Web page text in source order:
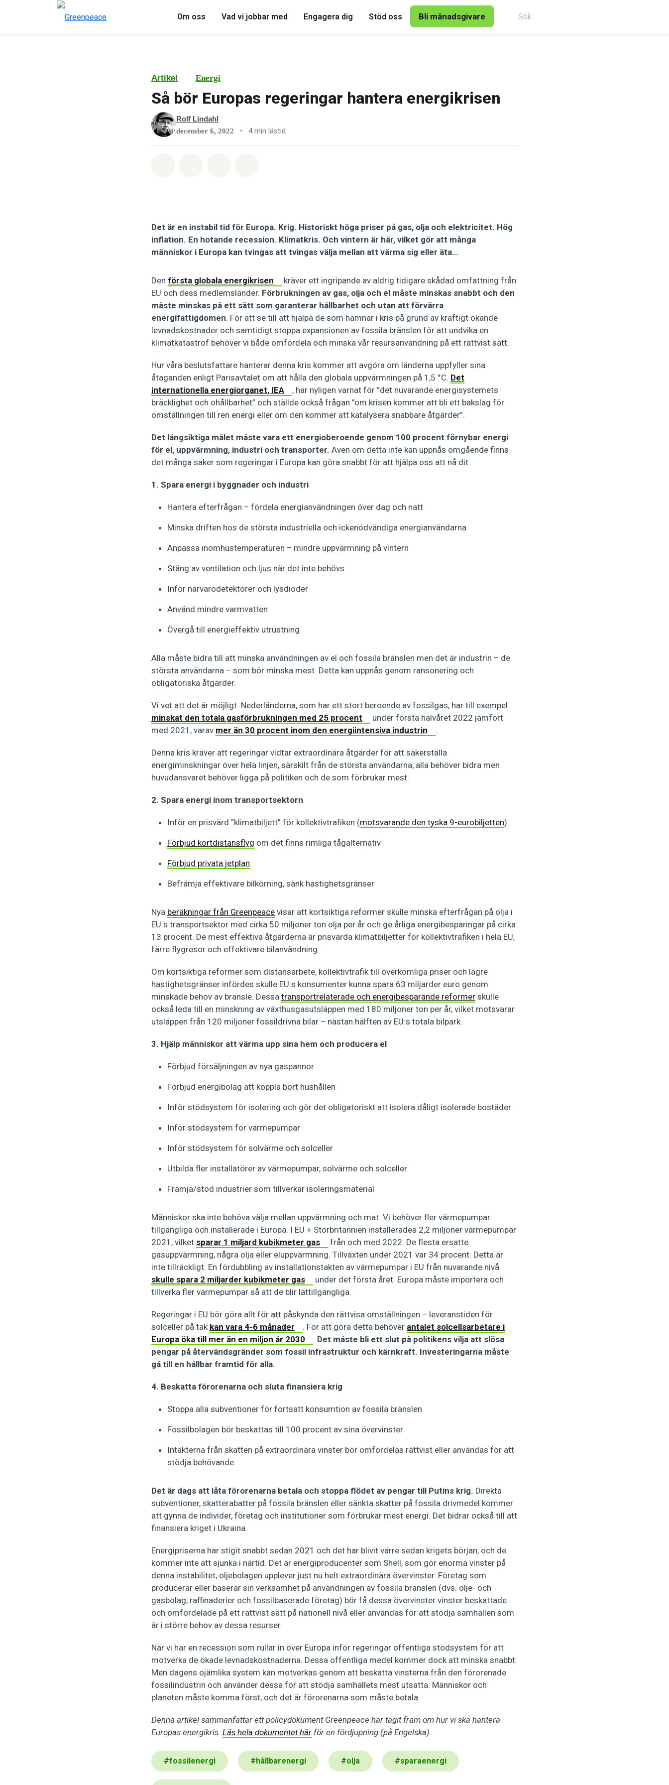
Om oss Vad vi jobbar med Engagera dig Stöd oss Bli månadsgivare
Artikel Energi
Så bör Europas regeringar hantera energikrisen
Rolf Lindahl
december 6, 2022 • 4 min lästid
Det är en instabil tid för Europa. Krig. Historiskt höga priser på gas, olja och elektricitet. Hög
inflation. En hotande recession. Klimatkris. Och vintern är här, vilket gör att många
människor i Europa kan tvingas att tvingas välja mellan att värma sig eller äta…
Den första globala energikrisen
kräver ett ingripande av aldrig tidigare skådad omfattning från
EU och dess medlemsländer. Förbrukningen av gas, olja och el måste minskas snabbt och den
måste minskas på ett sätt som garanterar hållbarhet och utan att förvärra
energifattigdomen. För att se till att hjälpa de som hamnar i kris på grund av kraftigt ökande
levnadskostnader och samtidigt stoppa expansionen av fossila bränslen för att undvika en
klimatkatastrof behöver vi både omfördela och minska vår resursanvändning på ett rättvist sätt.
Hur våra beslutsfattare hanterar denna kris kommer att avgöra om länderna uppfyller sina
åtaganden enligt Parisavtalet om att hålla den globala uppvärmningen på 1,5 °C. Det
internationella energiorganet, IEA
, har nyligen varnat för ”det nuvarande energisystemets
bräcklighet och ohållbarhet” och ställde också frågan ”om krisen kommer att bli ett bakslag för
omställningen till ren energi eller om den kommer att katalysera snabbare åtgärder”.
Det långsiktiga målet måste vara ett energioberoende genom 100 procent förnybar energi
för el, uppvärmning, industri och transporter. Även om detta inte kan uppnås omgående finns
det många saker som regeringar i Europa kan göra snabbt för att hjälpa oss att nå dit.
1. Spara energi i byggnader och industri
Hantera efterfrågan – fördela energianvändningen över dag och natt
Minska driften hos de största industriella och ickenödvändiga energianvändarna
Anpassa inomhustemperaturen – mindre uppvärmning på vintern
Stäng av ventilation och ljus när det inte behövs
Inför närvarodetektorer och lysdioder
Använd mindre varmvatten
Övergå till energieffektiv utrustning
Alla måste bidra till att minska användningen av el och fossila bränslen men det är industrin – de
största användarna – som bör minska mest. Detta kan uppnås genom ransonering och
obligatoriska åtgärder.
Vi vet att det är möjligt. Nederländerna, som har ett stort beroende av fossilgas, har till exempel
minskat den totala gasförbrukningen med 25 procent
under första halvåret 2022 jämfört
med 2021, varav mer än 30 procent inom den energiintensiva industrin .
Denna kris kräver att regeringar vidtar extraordinära åtgärder för att säkerställa
energiminskningar över hela linjen, särskilt från de största användarna, alla behöver bidra men
huvudansvaret behöver ligga på politiken och de som förbrukar mest.
2. Spara energi inom transportsektorn
Inför en prisvärd ”klimatbiljett” för kollektivtrafiken (motsvarande den tyska 9-eurobiljetten)
Förbjud kortdistansflyg om det finns rimliga tågalternativ
Förbjud privata jetplan
Befrämja effektivare bilkörning, sänk hastighetsgränser
Nya beräkningar från Greenpeace visar att kortsiktiga reformer skulle minska efterfrågan på olja i
EU:s transportsektor med cirka 50 miljoner ton olja per år och ge årliga energibesparingar på cirka
13 procent. De mest effektiva åtgärderna är prisvärda klimatbiljetter för kollektivtrafiken i hela EU,
färre flygresor och effektivare bilanvändning.
Om kortsiktiga reformer som distansarbete, kollektivtrafik till överkomliga priser och lägre
hastighetsgränser infördes skulle EU:s konsumenter kunna spara 63 miljarder euro genom
minskade behov av bränsle. Dessa transportrelaterade och energibesparande reformer skulle
också leda till en minskning av växthusgasutsläppen med 180 miljoner ton per år, vilket motsvarar
utsläppen från 120 miljoner fossildrivna bilar – nästan hälften av EU:s totala bilpark.
3. Hjälp människor att värma upp sina hem och producera el
Förbjud försäljningen av nya gaspannor
Förbjud energibolag att koppla bort hushållen
Inför stödsystem för isolering och gör det obligatoriskt att isolera dåligt isolerade bostäder
Inför stödsystem för värmepumpar
Inför stödsystem för solvärme och solceller
Utbilda fler installatörer av värmepumpar, solvärme och solceller
Främja/stöd industrier som tillverkar isoleringsmaterial
Människor ska inte behöva välja mellan uppvärmning och mat. Vi behöver fler värmepumpar
tillgängliga och installerade i Europa. I EU + Storbritannien installerades 2,2 miljoner värmepumpar
2021, vilket sparar 1 miljard kubikmeter gas
från och med 2022. De flesta ersatte
gasuppvärmning, några olja eller eluppvärmning. Tillväxten under 2021 var 34 procent. Detta är
inte tillräckligt. En fördubbling av installationstakten av värmepumpar i EU från nuvarande nivå
skulle spara 2 miljarder kubikmeter gas
under det första året. Europa måste importera och
tillverka fler värmepumpar så att de blir lättillgängliga.
Regeringar i EU bör göra allt för att påskynda den rättvisa omställningen – leveranstiden för
solceller på tak kan vara 4-6 månader . För att göra detta behöver antalet solcellsarbetare i
Europa öka till mer än en miljon år 2030
. Det måste bli ett slut på politikens vilja att slösa
pengar på återvändsgränder som fossil infrastruktur och kärnkraft. Investeringarna måste
gå till en hållbar framtid för alla.
4. Beskatta förorenarna och sluta finansiera krig
Stoppa alla subventioner för fortsatt konsumtion av fossila bränslen
Fossilbolagen bör beskattas till 100 procent av sina övervinster
Intäkterna från skatten på extraordinära vinster bör omfördelas rättvist eller användas för att
stödja behövande
Det är dags att låta förorenarna betala och stoppa flödet av pengar till Putins krig. Direkta
subventioner, skatterabatter på fossila bränslen eller sänkta skatter på fossila drivmedel kommer
att gynna de individer, företag och institutioner som förbrukar mest energi. Det bidrar också till att
finansiera kriget i Ukraina.
Energipriserna har stigit snabbt sedan 2021 och det har blivit värre sedan krigets början, och de
kommer inte att sjunka i närtid. Det är energiproducenter som Shell, som gör enorma vinster på
denna instabilitet, oljebolagen upplever just nu helt extraordinära övervinster. Företag som
producerar eller baserar sin verksamhet på användningen av fossila bränslen (dvs. olje- och
gasbolag, raffinaderier och fossilbaserade företag) bör få dessa övervinster vinster beskattade
och omfördelade på ett rättvist sätt på nationell nivå eller användas för att stödja samhällen som
är i större behov av dessa resurser.
När vi har en recession som rullar in över Europa inför regeringar offentliga stödsystem för att
motverka de ökade levnadskostnaderna. Dessa offentliga medel kommer dock att minska snabbt.
Men dagens ojämlika system kan motverkas genom att beskatta vinsterna från den förorenade
fossilindustrin och använder dessa för att stödja samhällets mest utsatta. Människor och
planeten måste komma först, och det är förorenarna som måste betala.
Denna artikel sammanfattar ett policydokument Greenpeace har tagit fram om hur vi ska hantera
Europas energikris. Läs hela dokumentet här för en fördjupning (på Engelska).
#fossilenergi #hållbarenergi #olja #sparaenergi